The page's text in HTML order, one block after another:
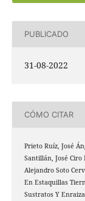
PUBLICADO
31-08-2022
CÓMO CITAR
Prieto Ruíz, José
Santillán, José
Alejandro Soto
En Estaquillas
Sustratos Y